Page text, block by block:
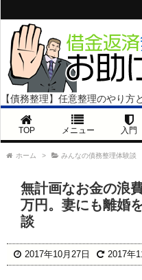
【債務整理】任意整理のやり方
TOP メニュー 入門
ホーム > みんなの債務整理体験談
無計画なお金の浪
万円。妻にも離婚
談
2017年10月27日 2017年